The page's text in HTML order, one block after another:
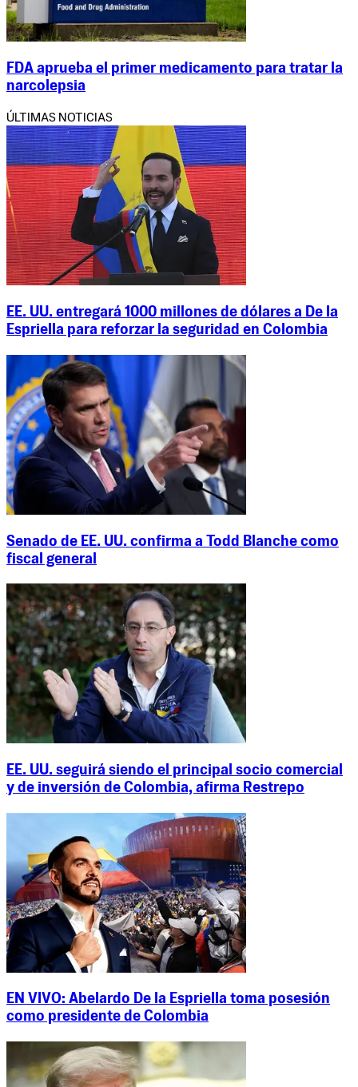
FDA aprueba el primer medicamento para tratar la
narcolepsia
ÚLTIMAS NOTICIAS
EE. UU. entregará 1000 millones de dólares a De la
Espriella para reforzar la seguridad en Colombia
Senado de EE. UU. confirma a Todd Blanche como
fiscal general
EE. UU. seguirá siendo el principal socio comercial
y de inversión de Colombia, afirma Restrepo
EN VIVO: Abelardo De la Espriella toma posesión
como presidente de Colombia